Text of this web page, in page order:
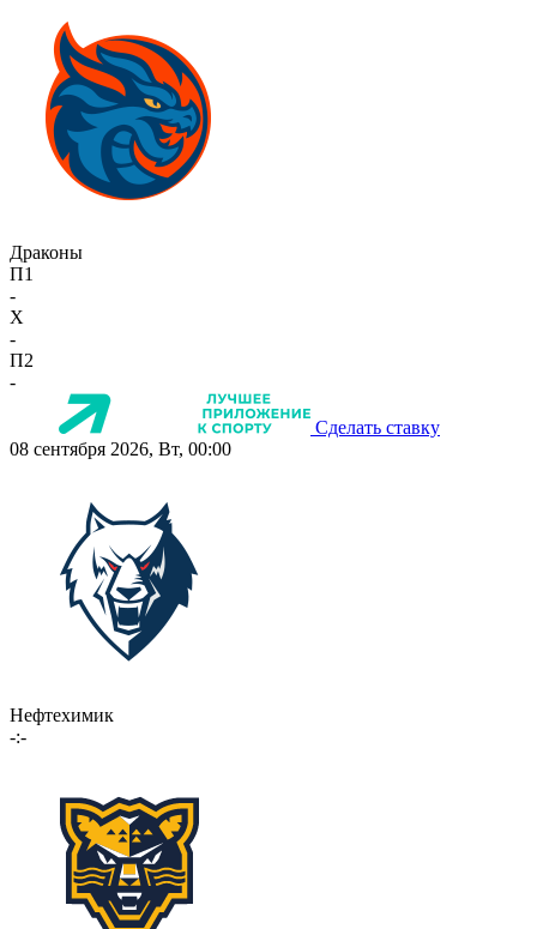
Драконы
П1
-
X
-
П2
-
Сделать ставку
08 сентября 2026, Вт, 00:00
Нефтехимик
-:-